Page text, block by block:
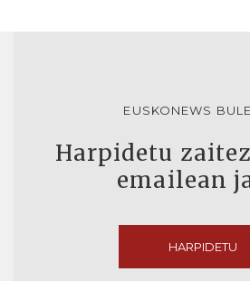
EUSKONEWS
Harpidetu
emailean
HARPIDETU